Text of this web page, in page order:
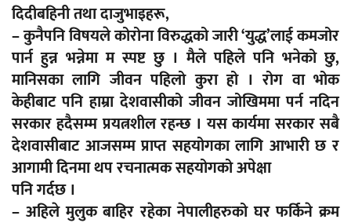
दिदीबहिनी तथा दाजुभाइहरू,
– कुनैपनि विषयले कोरोना विरुद्धको जारी ‘युद्ध’लाई कमजोर
पार्न हुन्न भन्नेमा म स्पष्ट छु । मैले पहिले पनि भनेको छु,
मानिसका लागि जीवन पहिलो कुरा हो । रोग वा भोक
केहीबाट पनि हाम्रा देशवासीको जीवन जोखिममा पर्न नदिन
सरकार हदैसम्म प्रयत्नशील रहन्छ । यस कार्यमा सरकार सबै
देशवासीबाट आजसम्म प्राप्त सहयोगका लागि आभारी छ र
आगामी दिनमा थप रचनात्मक सहयोगको अपेक्षा
पनि गर्दछ ।
– अहिले मुलुक बाहिर रहेका नेपालीहरुको घर फर्किने क्रम